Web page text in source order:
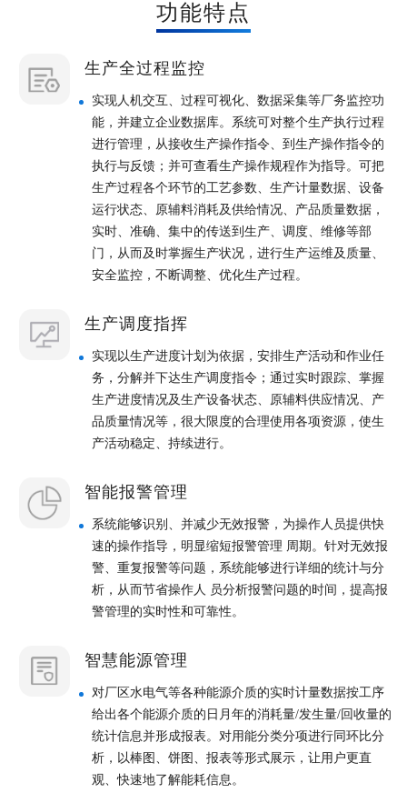
功能特点
生产全过程监控
实现人机交互、过程可视化、数据采集等厂务监控功
能，并建立企业数据库。系统可对整个生产执行过程
进行管理，从接收生产操作指令、到生产操作指令的
执行与反馈；并可查看生产操作规程作为指导。可把
生产过程各个环节的工艺参数、生产计量数据、设备
运行状态、原辅料消耗及供给情况、产品质量数据，
实时、准确、集中的传送到生产、调度、维修等部
门，从而及时掌握生产状况，进行生产运维及质量、
安全监控，不断调整、优化生产过程。
生产调度指挥
实现以生产进度计划为依据，安排生产活动和作业任
务，分解并下达生产调度指令；通过实时跟踪、掌握
生产进度情况及生产设备状态、原辅料供应情况、产
品质量情况等，很大限度的合理使用各项资源，使生
产活动稳定、持续进行。
智能报警管理
系统能够识别、并减少无效报警，为操作人员提供快
速的操作指导，明显缩短报警管理 周期。针对无效报
警、重复报警等问题，系统能够进行详细的统计与分
析，从而节省操作人 员分析报警问题的时间，提高报
警管理的实时性和可靠性。
智慧能源管理
对厂区水电气等各种能源介质的实时计量数据按工序
给出各个能源介质的日月年的消耗量/发生量/回收量的
统计信息并形成报表。对用能分类分项进行同环比分
析，以棒图、饼图、报表等形式展示，让用户更直
观、快速地了解能耗信息。